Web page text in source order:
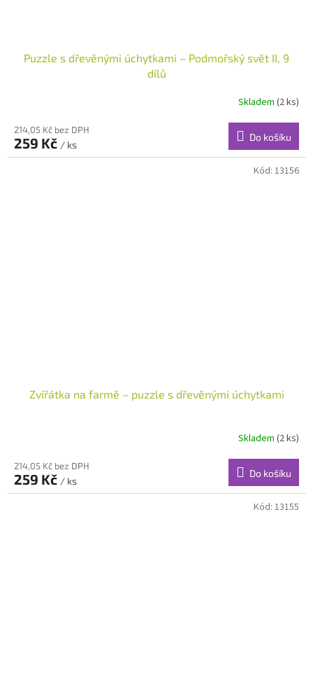
Puzzle s dřevěnými úchytkami – Podmořský svět II, 9
dílů
Skladem (2 ks)
214,05 Kč bez DPH
259 Kč / ks
Do košíku
Zvířátka na farmě – puzzle s dřevěnými úchytkami
Skladem (2 ks)
214,05 Kč bez DPH
259 Kč / ks
Do košíku
Kód: 13156
Kód: 13155